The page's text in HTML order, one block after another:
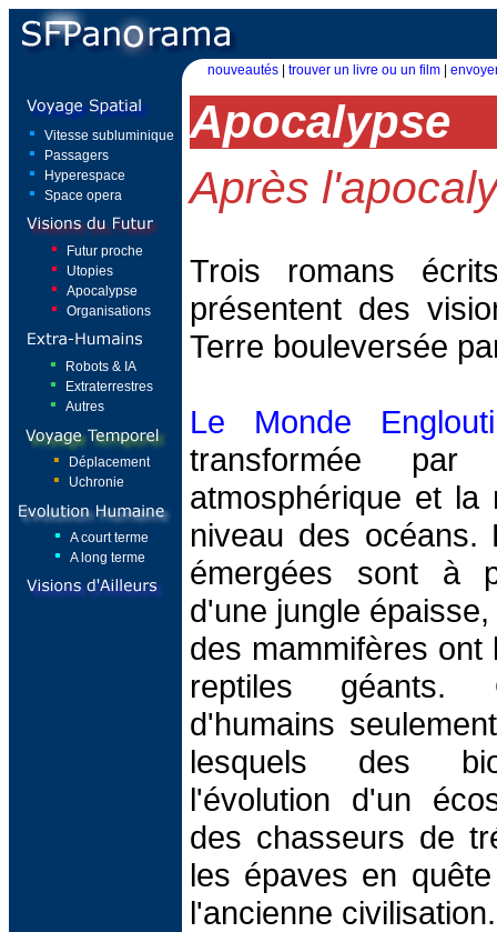
nouveautés trouver un livre ou un film
Vitesse subluminique
Passagers
Hyperespace
Space opera
Futur proche
Utopies
Apocalypse
Organisations
Robots & IA
Extraterrestres
Autres
Déplacement
Uchronie
A court terme
A long terme
Apocalypse
Après
Trois romans
présentent des
Terre bouleversée
Le Monde Englouti
transformée par
atmosphérique et la
niveau des océans.
émergées sont à
d'une jungle
des mammifères
reptiles géants.
d'humains
lesquels des
l'évolution d'un
des chasseurs de
les épaves en
l'ancienne civilisation.